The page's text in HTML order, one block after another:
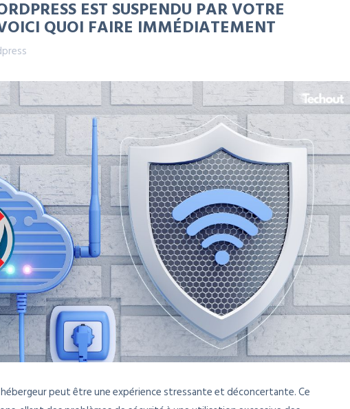
EST SUSPENDU PAR VOTRE
QUOI FAIRE IMMÉDIATEMENT
peut être une expérience stressante et déconcertante. Ce